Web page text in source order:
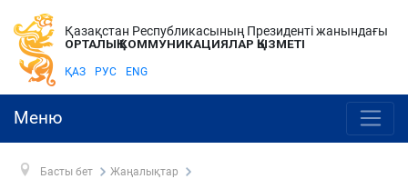
Қазақстан Республикасының Президенті жанындағы
ОРТАЛЫҚ КОММУНИКАЦИЯЛАР ҚЫЗМЕТІ
ҚАЗ РУС ENG
Меню
Басты бет
Жаңалықтар